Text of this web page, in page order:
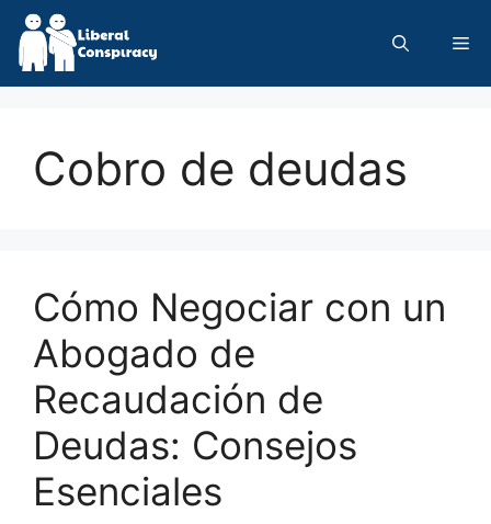
Skip
content
Cobro de deudas
Cómo Negociar con un
Abogado de
Recaudación de
Deudas: Consejos
Esenciales